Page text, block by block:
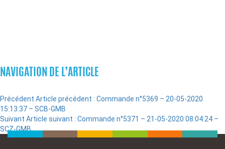
NAVIGATION DE L’ARTICLE
Précédent Article précédent : Commande n°5369 – 20-05-2020
15:13:37 – SCB-GMB
Suivant Article suivant : Commande n°5371 – 21-05-2020 08:04:24 –
SCZ-GMB